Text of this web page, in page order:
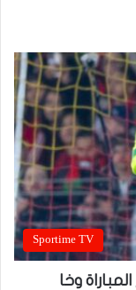
Sportime TV
وخا